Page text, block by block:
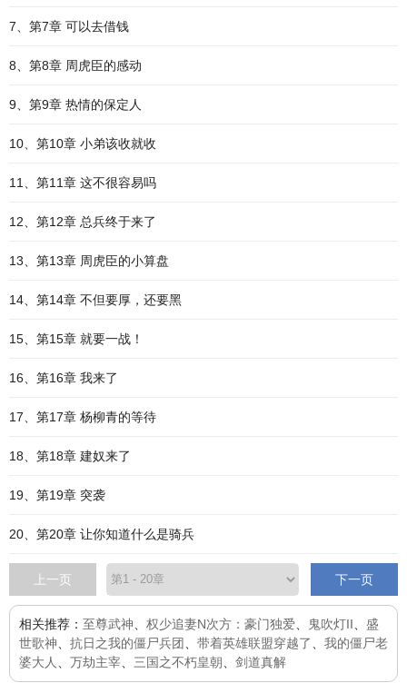
7、第7章 可以去借钱
8、第8章 周虎臣的感动
9、第9章 热情的保定人
10、第10章 小弟该收就收
11、第11章 这不很容易吗
12、第12章 总兵终于来了
13、第13章 周虎臣的小算盘
14、第14章 不但要厚，还要黑
15、第15章 就要一战！
16、第16章 我来了
17、第17章 杨柳青的等待
18、第18章 建奴来了
19、第19章 突袭
20、第20章 让你知道什么是骑兵
上一页 下一页
相关推荐： 至尊武神 权少追妻N次方：豪门独爱 鬼吹灯II
盛
世歌神
抗日之我的僵尸兵团 带着英雄联盟穿越了
我的僵尸老
婆大人
万劫主宰 三国之不朽皇朝 剑道真解